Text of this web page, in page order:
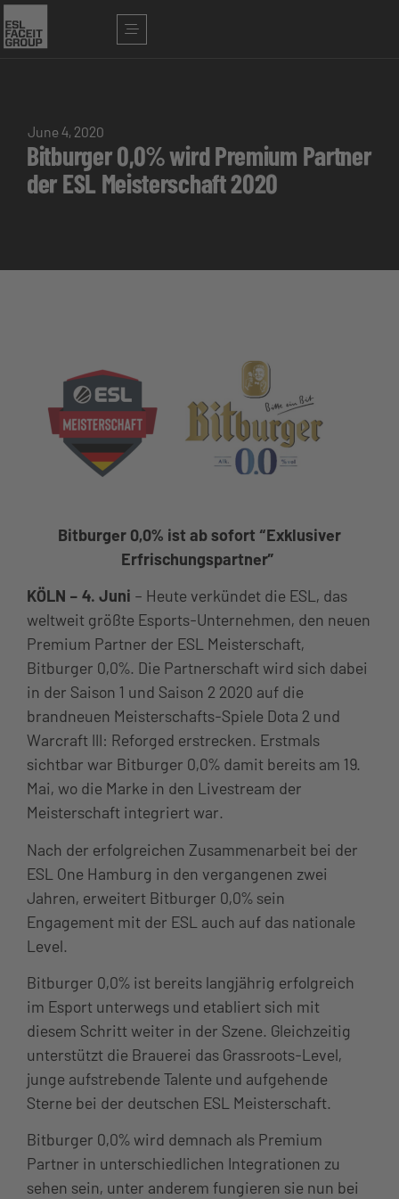
June 4, 2020
Bitburger 0,0% wird Premium Partner
der ESL Meisterschaft 2020
Bitburger 0,0% ist ab sofort “Exklusiver
Erfrischungspartner”
KÖLN – 4. Juni – Heute verkündet die ESL, das
weltweit größte Esports-Unternehmen, den neuen
Premium Partner der ESL Meisterschaft,
Bitburger 0,0%. Die Partnerschaft wird sich dabei
in der Saison 1 und Saison 2 2020 auf die
brandneuen Meisterschafts-Spiele Dota 2 und
Warcraft III: Reforged erstrecken. Erstmals
sichtbar war Bitburger 0,0% damit bereits am 19.
Mai, wo die Marke in den Livestream der
Meisterschaft integriert war.
Nach der erfolgreichen Zusammenarbeit bei der
ESL One Hamburg in den vergangenen zwei
Jahren, erweitert Bitburger 0,0% sein
Engagement mit der ESL auch auf das nationale
Level.
Bitburger 0,0% ist bereits langjährig erfolgreich
im Esport unterwegs und etabliert sich mit
diesem Schritt weiter in der Szene. Gleichzeitig
unterstützt die Brauerei das Grassroots-Level,
junge aufstrebende Talente und aufgehende
Sterne bei der deutschen ESL Meisterschaft.
Bitburger 0,0% wird demnach als Premium
Partner in unterschiedlichen Integrationen zu
sehen sein, unter anderem fungieren sie nun bei